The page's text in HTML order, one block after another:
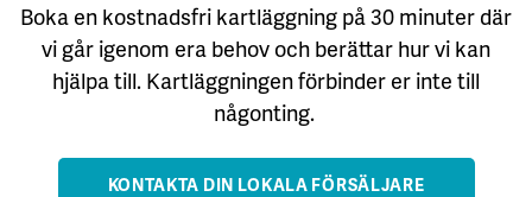
Boka en kostnadsfri kartläggning på 30 minuter där
vi går igenom era behov och berättar hur vi kan
hjälpa till. Kartläggningen förbinder er inte till
någonting.
KONTAKTA DIN LOKALA FÖRSÄLJARE